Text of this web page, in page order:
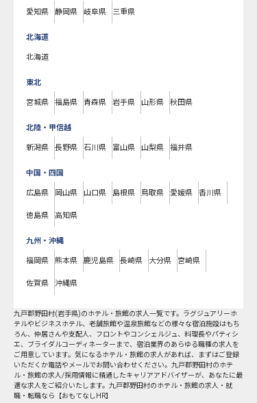
愛知県 静岡県 岐阜県 三重県
北海道
北海道
東北
宮城県 福島県 青森県 岩手県 山形県 秋田県
北陸・甲信越
新潟県 長野県 石川県 富山県 山梨県 福井県
中国・四国
広島県 岡山県 山口県 島根県 鳥取県 愛媛県 香川県
徳島県 高知県
九州・沖縄
福岡県 熊本県 鹿児島県 長崎県 大分県 宮崎県
佐賀県 沖縄県
九戸郡野田村(岩手県)のホテル・旅館の求人一覧です。ラグジュアリーホ
テルやビジネスホテル、老舗旅館や温泉旅館などの様々な宿泊施設はもち
ろん、仲居さんや支配人、フロントやコンシェルジュ、料理長やパティシ
エ、ブライダルコーディネーターまで、宿泊業界のあらゆる職種の求人を
ご用意しています。気になるホテル・旅館の求人があれば、まずはご登録
いただくか電話やメールでお問い合わせください。九戸郡野田村のホテ
ル・旅館の求人/採用情報に精通したキャリアアドバイザーが、あなたに最
適な求人をご紹介いたします。九戸郡野田村のホテル・旅館の求人・就
職・転職なら【おもてなしHR】